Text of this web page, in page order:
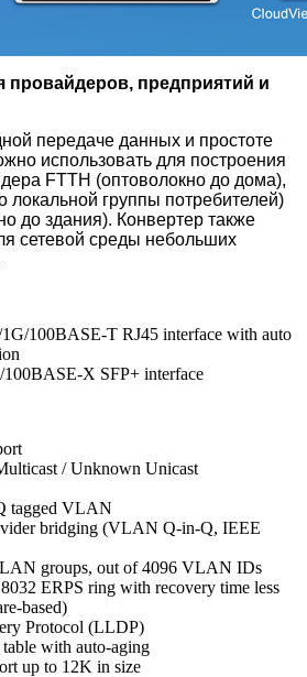
провайдеров, предприятий и
передаче данных и простоте
использовать для построения
FTTH (оптоволокно до дома),
локальной группы потребителей)
до здания). Конвертер также
сетевой среды небольших
100BASE-T RJ45 interface with auto
X SFP+ interface
/ Unknown Unicast
tagged VLAN
bridging (VLAN Q-in-Q, IEEE
groups, out of 4096 VLAN IDs
ERPS ring with recovery time less
based)
Protocol (LLDP)
with auto-aging
up to 12K in size